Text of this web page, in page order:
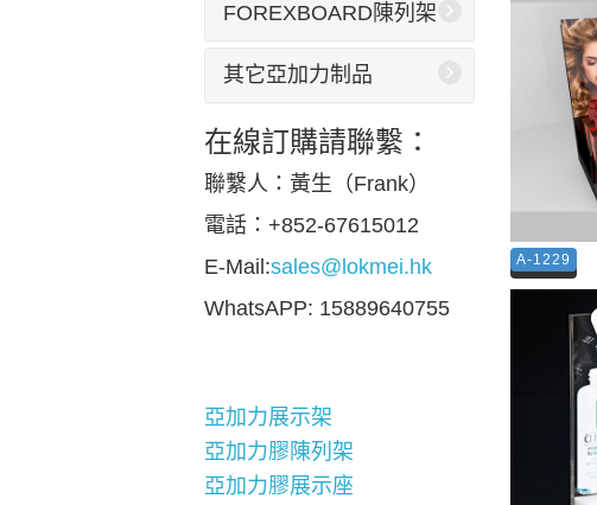
FOREXBOARD陳列架
其它亞加力制品
在線訂購請聯繫：
聯繫人：黃生（Frank）
電話：+852-67615012
E-Mail:sales@lokmei.hk
WhatsAPP: 15889640755
亞加力展示架
亞加力膠陳列架
亞加力膠展示座
A-1229